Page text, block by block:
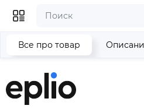
Все про товар